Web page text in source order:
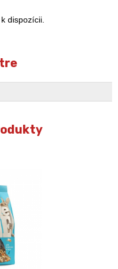
dispozícii.